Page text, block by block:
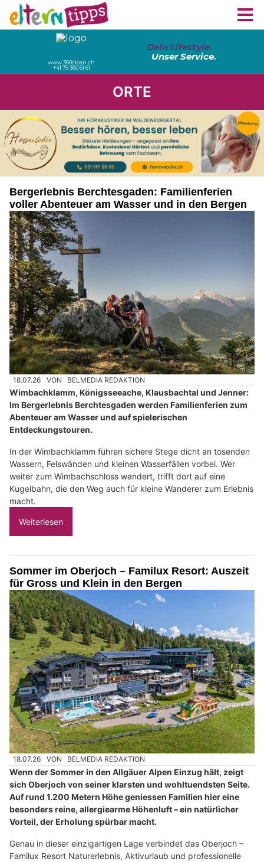
ORTE
Bergerlebnis Berchtesgaden: Familienferien
voller Abenteuer am Wasser und in den Bergen
18.07.26 VON BELMEDIA REDAKTION
Wimbachklamm, Königsseeache, Klausbachtal und Jenner:
Im Bergerlebnis Berchtesgaden werden Familienferien zum
Abenteuer am Wasser und auf spielerischen
Entdeckungstouren.
In der Wimbachklamm führen sichere Stege dicht an tosenden
Wassern, Felswänden und kleinen Wasserfällen vorbei. Wer
weiter zum Wimbachschloss wandert, trifft dort auf eine
Kugelbahn, die den Weg auch für kleine Wanderer zum Erlebnis
macht.
Weiterlesen
Sommer im Oberjoch – Familux Resort: Auszeit
für Gross und Klein in den Bergen
18.07.26 VON BELMEDIA REDAKTION
Wenn der Sommer in den Allgäuer Alpen Einzug hält, zeigt
sich Oberjoch von seiner klarsten und wohltuendsten Seite.
Auf rund 1.200 Metern Höhe geniessen Familien hier eine
besonders reine, allergiearme Höhenluft – ein natürlicher
Vorteil, der Erholung spürbar macht.
Genau in dieser einzigartigen Lage verbindet das Oberjoch –
Familux Resort Naturerlebnis, Aktivurlaub und professionelle